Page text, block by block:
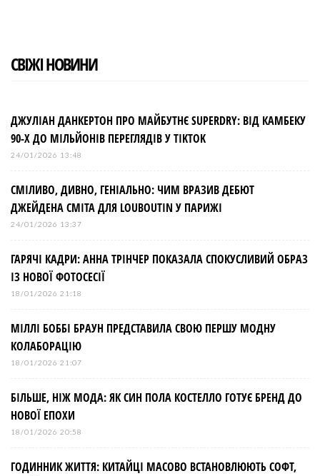
СВІЖІ НОВИНИ
ДЖУЛІАН ДАНКЕРТОН ПРО МАЙБУТНЄ SUPERDRY: ВІД КАМБЕКУ
90-Х ДО МІЛЬЙОНІВ ПЕРЕГЛЯДІВ У TIKTOK
24/01/2026 13:48
СМІЛИВО, ДИВНО, ГЕНІАЛЬНО: ЧИМ ВРАЗИВ ДЕБЮТ
ДЖЕЙДЕНА СМІТА ДЛЯ LOUBOUTIN У ПАРИЖІ
24/01/2026 13:37
ГАРЯЧІ КАДРИ: АННА ТРІНЧЕР ПОКАЗАЛА СПОКУСЛИВИЙ ОБРАЗ
ІЗ НОВОЇ ФОТОСЕСІЇ
18/01/2026 21:18
МІЛЛІ БОББІ БРАУН ПРЕДСТАВИЛА СВОЮ ПЕРШУ МОДНУ
КОЛАБОРАЦІЮ
18/01/2026 21:07
БІЛЬШЕ, НІЖ МОДА: ЯК СИН ПОЛА КОСТЕЛЛО ГОТУЄ БРЕНД ДО
НОВОЇ ЕПОХИ
18/01/2026 20:58
ГОДИННИК ЖИТТЯ: КИТАЙЦІ МАСОВО ВСТАНОВЛЮЮТЬ СОФТ,